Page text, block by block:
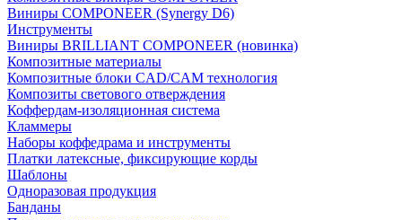
Виниры COMPONEER (Synergy D6)
Инструменты
Виниры BRILLIANT COMPONEER (новинка)
Композитные материалы
Композитные блоки CAD/СAM технология
Композиты светового отверждения
Коффердам-изоляционная система
Кламмеры
Наборы коффедрама и инструменты
Платки латексные, фиксирующие корды
Шаблоны
Одноразовая продукция
Банданы